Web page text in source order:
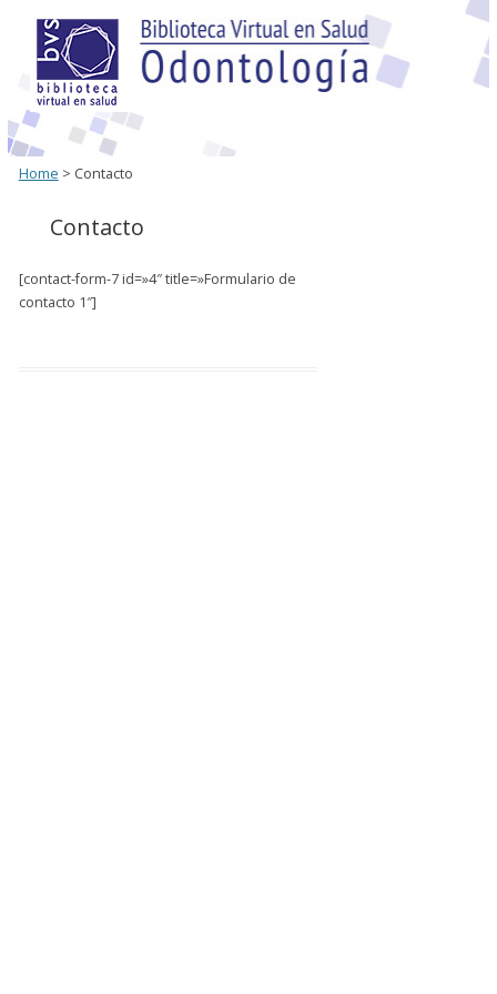
Home > Contacto
Contacto
[contact-form-7 id=»4″ title=»Formulario de
contacto 1″]